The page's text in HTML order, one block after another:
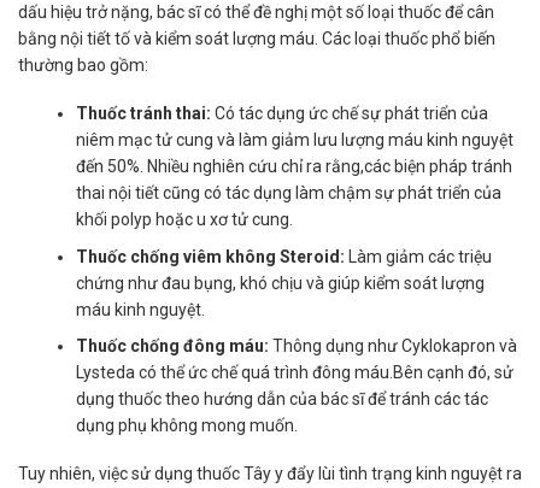
dấu hiệu trở nặng, bác sĩ có thể đề nghị một số loại thuốc để cân
bằng nội tiết tố và kiểm soát lượng máu. Các loại thuốc phổ biến
thường bao gồm:
Thuốc tránh thai: Có tác dụng ức chế sự phát triển của
niêm mạc tử cung và làm giảm lưu lượng máu kinh nguyệt
đến 50%. Nhiều nghiên cứu chỉ ra rằng,các biện pháp tránh
thai nội tiết cũng có tác dụng làm chậm sự phát triển của
khối polyp hoặc u xơ tử cung.
Thuốc chống viêm không Steroid: Làm giảm các triệu
chứng như đau bụng, khó chịu và giúp kiểm soát lượng
máu kinh nguyệt.
Thuốc chống đông máu: Thông dụng như Cyklokapron và
Lysteda có thể ức chế quá trình đông máu.Bên cạnh đó, sử
dụng thuốc theo hướng dẫn của bác sĩ để tránh các tác
dụng phụ không mong muốn.
Tuy nhiên, việc sử dụng thuốc Tây y đẩy lùi tình trạng kinh nguyệt ra